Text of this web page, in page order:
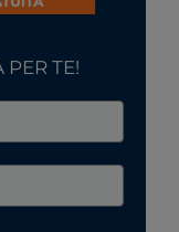
PER TE!